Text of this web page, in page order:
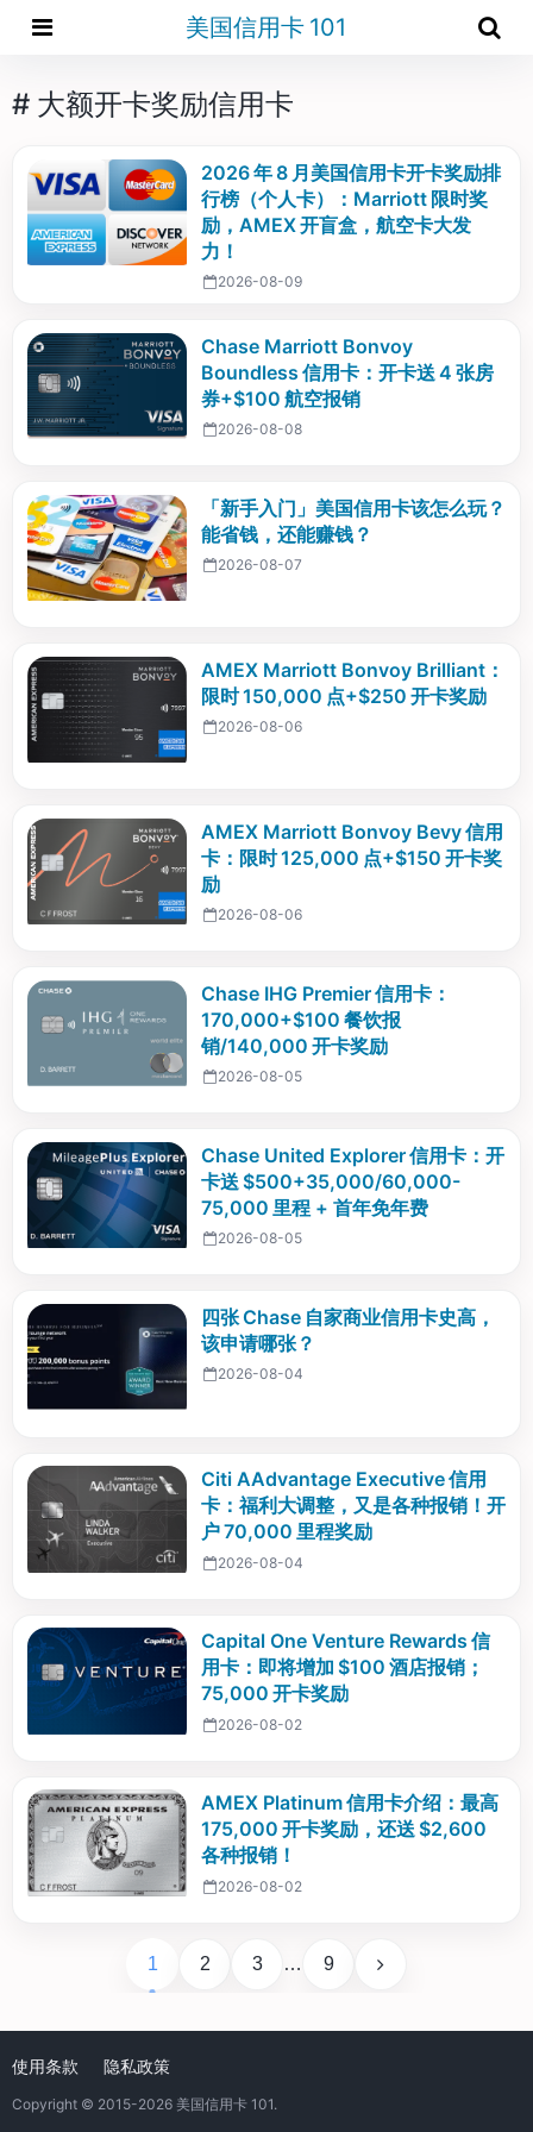
美国信用卡 101
# 大额开卡奖励信用卡
2026 年 8 月美国信用卡开卡奖励排
行榜（个人卡）：Marriott 限时奖
励，AMEX 开盲盒，航空卡大发
力！
2026-08-09
Chase Marriott Bonvoy
Boundless 信用卡：开卡送 4 张房
券+$100 航空报销
2026-08-08
「新手入门」美国信用卡该怎么玩？
能省钱，还能赚钱？
2026-08-07
AMEX Marriott Bonvoy Brilliant：
限时 150,000 点+$250 开卡奖励
2026-08-06
AMEX Marriott Bonvoy Bevy 信用
卡：限时 125,000 点+$150 开卡奖
励
2026-08-06
Chase IHG Premier 信用卡：
170,000+$100 餐饮报
销/140,000 开卡奖励
2026-08-05
Chase United Explorer 信用卡：开
卡送 $500+35,000/60,000-
75,000 里程 + 首年免年费
2026-08-05
四张 Chase 自家商业信用卡史高，
该申请哪张？
2026-08-04
Citi AAdvantage Executive 信用
卡：福利大调整，又是各种报销！开
户 70,000 里程奖励
2026-08-04
Capital One Venture Rewards 信
用卡：即将增加 $100 酒店报销；
75,000 开卡奖励
2026-08-02
AMEX Platinum 信用卡介绍：最高
175,000 开卡奖励，还送 $2,600
各种报销！
2026-08-02
1 2 3 … 9
使用条款 隐私政策
Copyright © 2015-2026 美国信用卡 101.